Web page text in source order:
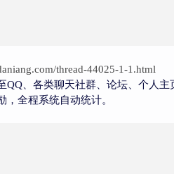
thread-44025-1-1.html
QQ、各类聊天社群、论坛、个人
全程系统自动统计。